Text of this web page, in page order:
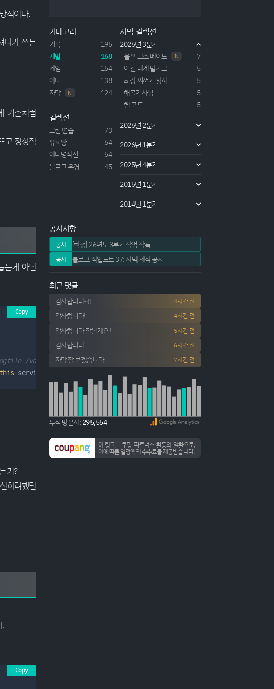
식이다.
다가 쓰는
기존처럼
고 정상적
는게 아닌
/var/log/letsencrypt/letsencrypt.log or re-run Certbot with -v
this service in your compose file, you can run
Copy
거?
하려했던
.
Copy
연애가 메인 스토리로 시작되는 작품이다. 4기에서 마
찬가지로 주점의 직원이자 이전 '아스트레아 파밀리
아'의 단원이었던 '류 리온'과 주인공인 '벨 클라넬'은...
카테고리
기록
195
개발
168
게임
154
애니
138
자막
N 124
컬렉션
그림 연습
73
유희왕
64
애니명작선
54
블로그 운영
45
자막 컬렉션
2026년 3분기
올 워크스 메이드
N
7
여긴 내게 맡기고
5
최강 찌꺼기 황자
5
해골기사님
5
헬 모드
5
2026년 2분기
2026년 1분기
2025년 4분기
2015년 1분기
2014년 1분기
공지사항
공지 [확정] 26년도 3분기 작업 작품
공지 블로그 작업노트 37: 자막 제작 공지
최근 댓글
감사합니다~!! 4시간 전
감사합니다! 4시간 전
감사합니다 잘볼게요 ! 5시간 전
감사합니다 6시간 전
자막 잘 보겠습니다. 7시간 전
누적 방문자: 295,554
이 링크는 쿠팡 파트너스 활동의 일환으로,
이에 따른 일정액의 수수료를 제공받습니다.